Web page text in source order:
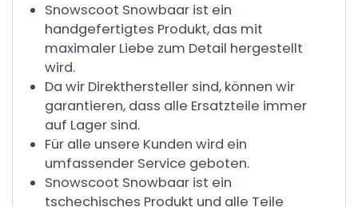
Snowscoot Snowbaar ist ein
handgefertigtes Produkt, das mit
maximaler Liebe zum Detail hergestellt
wird.
Da wir Direkthersteller sind, können wir
garantieren, dass alle Ersatzteile immer
auf Lager sind.
Für alle unsere Kunden wird ein
umfassender Service geboten.
Snowscoot Snowbaar ist ein
tschechisches Produkt und alle Teile